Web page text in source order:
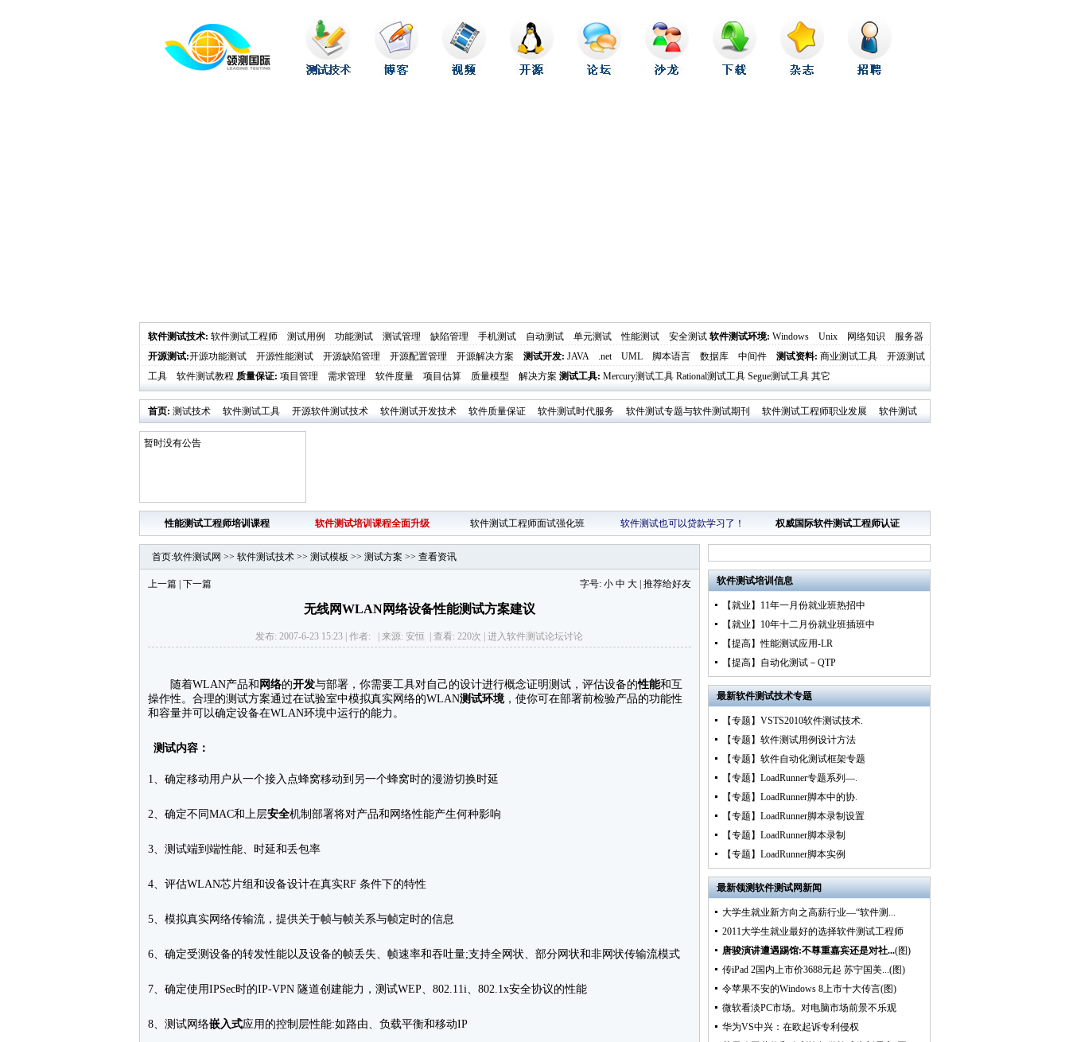
软件测试技术: 软件测试工程师 测试用例 功能测试 测试管理 缺陷管理 手机测试 自动测试 单元测试 性能测试 安全测试 软件测试环境: Windows Unix 网络知识
服务器
开源测试:开源功能测试 开源性能测试 开源缺陷管理 开源配置管理 开源解决方案 测试开发: JAVA .net UML 脚本语言 数据库 中间件 测试资料: 商业测试工具
开源测试
工具
软件测试教程 质量保证: 项目管理 需求管理 软件度量 项目估算 质量模型 解决方案 测试工具: Mercury测试工具 Rational测试工具 Segue测试工具 其它
首页: 测试技术 软件测试工具 开源软件测试技术 软件测试开发技术 软件质量保证 软件测试时代服务 软件测试专题与软件测试期刊 软件测试工程师职业发展
软件测试
业界新闻
软件测试时代活动发布
暂时没有公告
性能测试工程师培训课程 软件测试培训课程全面升级 软件测试工程师面试强化班 软件测试也可以贷款学习了！ 权威国际软件测试工程师认证
首页:软件测试网 >> 软件测试技术>> 测试模板 >> 测试方案 >> 查看资讯
字号: 小 中 大| 推荐给好友
上一篇| 下一篇
无线网WLAN网络设备性能测试方案建议
发布: 2007-6-23 15:23 | 作者: | 来源: 安恒 | 查看: 220次 | 进入软件测试论坛讨论
随着WLAN产品和 网络的开发与部署，你需要工具对自己的设计进行概念证明测试，评估设备的性能和互
操作性。合理的测试方案通过在试验室中模拟真实网络的WLAN测试环境，使你可在部署前检验产品的功能性
和容量并可以确定设备在WLAN环境中运行的能力。
测试内容：
1、确定移动用户从一个接入点蜂窝移动到另一个蜂窝时的漫游切换时延
2、确定不同MAC和上层安全机制部署将对产品和网络性能产生何种影响
3、测试端到端性能、时延和丢包率
4、评估WLAN芯片组和设备设计在真实RF 条件下的特性
5、模拟真实网络传输流，提供关于帧与帧关系与帧定时的信息
6、确定受测设备的转发性能以及设备的帧丢失、帧速率和吞吐量;支持全网状、部分网状和非网状传输流模式
7、确定使用IPSec时的IP-VPN 隧道创建能力，测试WEP、802.11i、802.1x安全协议的性能
8、测试网络嵌入式应用的控制层性能:如路由、负载平衡和移动IP
软件测试培训信息
【就业】11年一月份就业班热招中
【就业】10年十二月份就业班插班中
【提高】性能测试应用-LR
【提高】自动化测试－QTP
最新软件测试技术专题
【专题】VSTS2010软件测试技术.
【专题】软件测试用例设计方法
【专题】软件自动化测试框架专题
【专题】LoadRunner专题系列—.
【专题】LoadRunner脚本中的协.
【专题】LoadRunner脚本录制设置
【专题】LoadRunner脚本录制
【专题】LoadRunner脚本实例
最新领测软件测试网新闻
大学生就业新方向之高薪行业—“软件测...
2011大学生就业最好的选择软件测试工程师
唐骏演讲遭遇踢馆:不尊重嘉宾还是对社...(图)
传iPad 2国内上市价3688元起 苏宁国美...(图)
令苹果不安的Windows 8上市十大传言(图)
微软看淡PC市场。对电脑市场前景不乐观
华为VS中兴：在欧起诉专利侵权